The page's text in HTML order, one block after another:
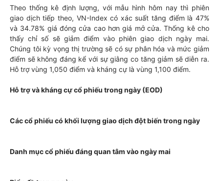
Theo thống kê định lượng, với mẫu hình hôm nay thì phiên
giao dịch tiếp theo, VN-Index có xác suất tăng điểm là 47%
và 34.78% giá đóng cửa cao hơn giá mở cửa. Thống kê cho
thấy chỉ số sẽ giảm điểm vào phiên giao dịch ngày mai.
Chúng tôi kỳ vọng thị trường sẽ có sự phân hóa và mức giảm
điểm sẽ không đáng kể với sự giằng co tăng giảm sẽ diễn ra.
Hỗ trợ vùng 1,050 điểm và kháng cự là vùng 1,100 điểm.
Hỗ trợ và kháng cự cổ phiếu trong ngày (EOD)
Các cổ phiếu có khối lượng giao dịch đột biến trong ngày
Danh mục cổ phiếu đáng quan tâm vào ngày mai